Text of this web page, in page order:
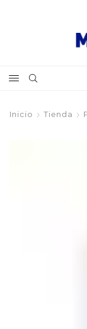
Inicio Tienda